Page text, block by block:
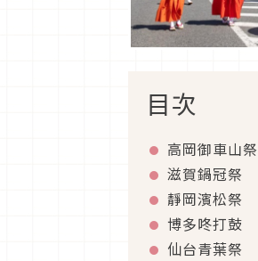
目次
高岡御車山祭
滋賀鍋冠祭
靜岡濱松祭
博多咚打鼓
仙台青葉祭